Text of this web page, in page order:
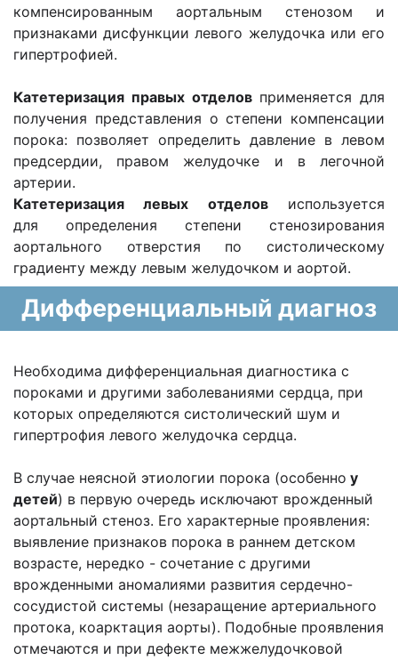
компенсированным аор­тальным стенозом и
признаками дисфункции левого желудочка или его
гипертрофией.
Катетеризация правых отделовприменяется для
получения представления о степени компенсации
порока: позволяет определить давление в левом
предсердии, правом желудочке и в легочной
артерии.
Катетеризация левых отделовиспользуется
для определения степени стенозирования
аортального отверстия по систолическому
градиенту между левым желудочком и аортой.
Дифференциальный диагноз
Необходима дифференциальная диагностика с
пороками и другими заболеваниями сердца, при
которых определяются систолический шум и
гипертрофия левого желудочка сердца.
В случае неясной этиологии порока (особенно у
детей) в первую очередь исключают врожденный
аортальный стеноз. Его характерные проявления:
выявление признаков порока в раннем детском
возрасте, нередко - сочетание с другими
врожденными аномалиями развития сердечно-
сосудистой системы (незаращение артериального
протока, коарктация аорты). Подобные проявления
отмечаются и при дефекте межжелудочковой